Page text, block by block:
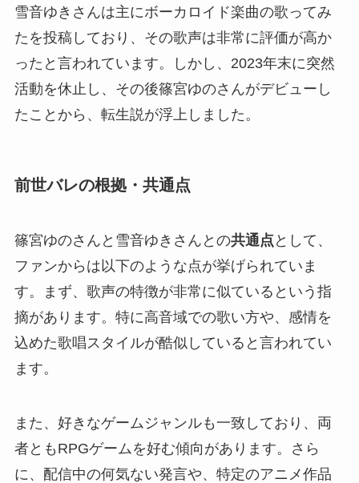
雪音ゆきさんは主にボーカロイド楽曲の歌ってみ
たを投稿しており、その歌声は非常に評価が高か
ったと言われています。しかし、2023年末に突然
活動を休止し、その後篠宮ゆのさんがデビューし
たことから、転生説が浮上しました。
前世バレの根拠・共通点
篠宮ゆのさんと雪音ゆきさんとの共通点 として、
ファンからは以下のような点が挙げられていま
す。まず、歌声の特徴が非常に似ているという指
摘があります。特に高音域での歌い方や、感情を
込めた歌唱スタイルが酷似していると言われてい
ます。
また、好きなゲームジャンルも一致しており、両
者ともRPGゲームを好む傾向があります。さら
に、配信中の何気ない発言や、特定のアニメ作品